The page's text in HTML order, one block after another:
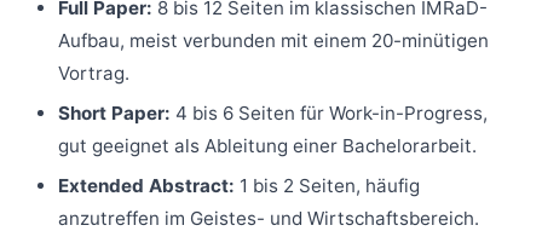
Full Paper: 8 bis 12 Seiten im klassischen IMRaD-
Aufbau, meist verbunden mit einem 20-minütigen
Vortrag.
Short Paper: 4 bis 6 Seiten für Work-in-Progress,
gut geeignet als Ableitung einer Bachelorarbeit.
Extended Abstract: 1 bis 2 Seiten, häufig
anzutreffen im Geistes- und Wirtschaftsbereich.